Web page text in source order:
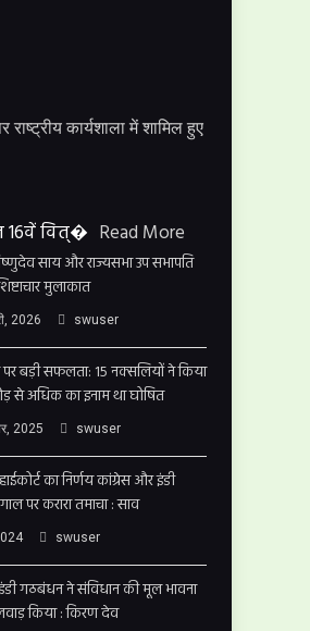
कार्यशाला में शामिल हुए
16वें वित्� Read More
साय और राज्यसभा उप सभापति
मुलाकात
2026 swuser
बड़ी सफलता: 15 नक्सलियों ने किया
से अधिक का इनाम था घोषित
2025 swuser
का निर्णय कांग्रेस और इंडी
पर करारा तमाचा : साव
swuser
गठबंधन ने संविधान की मूल भावना
किया : किरण देव